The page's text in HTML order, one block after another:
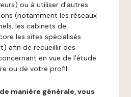
ou à utiliser d’autres
(notamment les réseaux
les cabinets de
les sites spécialisés
afin de recueillir des
en vue de l’étude
ou de votre profil.
manière générale, vous